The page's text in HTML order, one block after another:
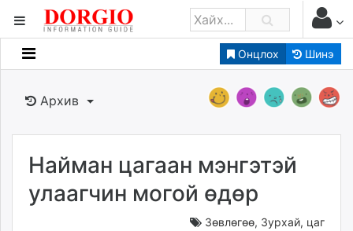
Онцлох Шинэ
Мэдээллийн
Банк санхүү
Бизнес ААН
Төрийн
Архив
Найман цагаан мэнгэтэй
улаагчин могой өдөр
Зөвлөгөө, Зурхай, цаг